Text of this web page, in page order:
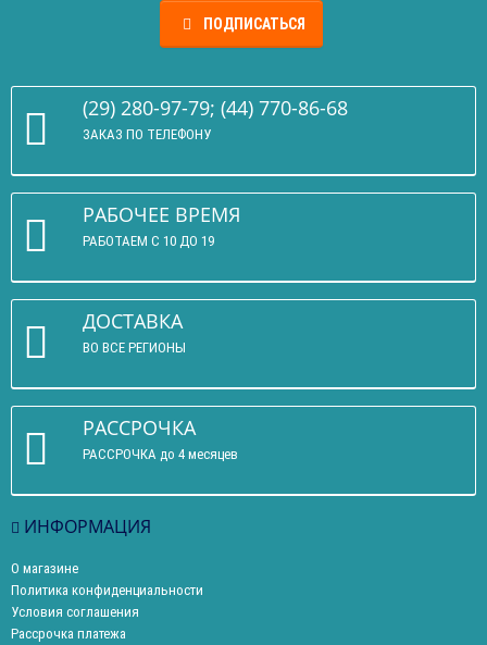
ПОДПИСАТЬСЯ
(29) 280-97-79; (44) 770-86-68
ЗАКАЗ ПО ТЕЛЕФОНУ
РАБОЧЕЕ ВРЕМЯ
РАБОТАЕМ С 10 ДО 19
ДОСТАВКА
ВО ВСЕ РЕГИОНЫ
РАССРОЧКА
РАССРОЧКА до 4 месяцев
ИНФОРМАЦИЯ
О магазине
Политика конфиденциальности
Условия соглашения
Рассрочка платежа